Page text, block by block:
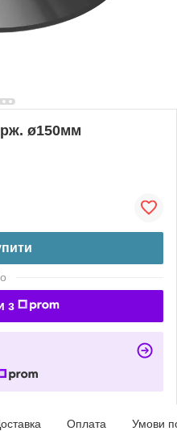
ø150мм
з
Оплата Умови